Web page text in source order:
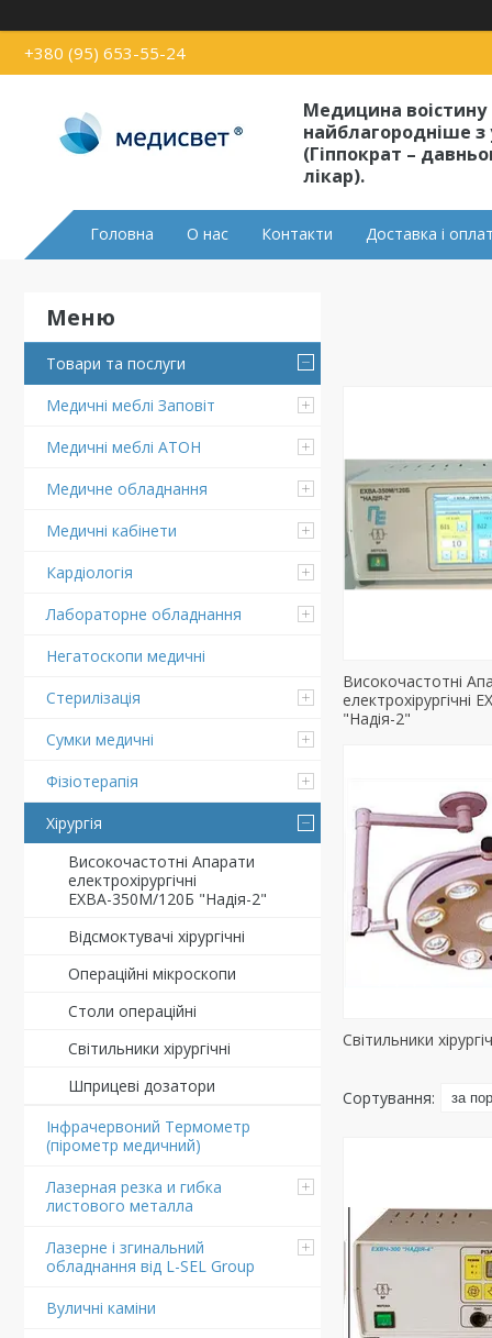
+380 (95) 653-55-24
Медицина воістину
найблагородніше з
(Гіппократ –
лікар).
Головна О нас Контакти Доставка і
Товари та послуги
Медичні меблі Заповіт
Медичні меблі АТОН
Медичне обладнання
Медичні кабінети
Кардіологія
Лабораторне обладнання
Негатоскопи медичні
Стерилізація
Сумки медичні
Фізіотерапія
Хірургія
Високочастотні Апарати
електрохірургічні
ЕХВА-350М/120Б "Надія-2"
Відсмоктувачі хірургічні
Операційні мікроскопи
Столи операційні
Світильники хірургічні
Шприцеві дозатори
Інфрачервоний Термометр
(пірометр медичний)
Лазерная резка и гибка
листового металла
Лазерне і згинальний
обладнання від L-SEL Group
Вуличні каміни
Високочастотні
"Надія-2"
Світильники